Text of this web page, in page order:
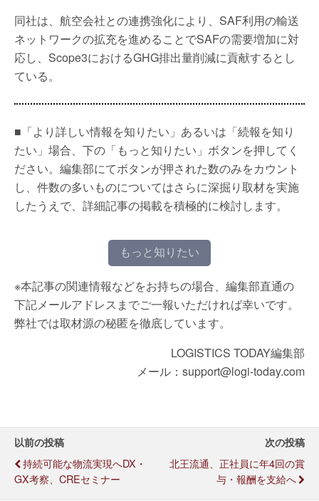
同社は、航空会社との連携強化により、SAF利用の輸送
ネットワークの拡充を進めることでSAFの需要増加に対
応し、Scope3におけるGHG排出量削減に貢献するとし
ている。
■「より詳しい情報を知りたい」あるいは「続報を知り
たい」場合、下の「もっと知りたい」ボタンを押してく
ださい。編集部にてボタンが押された数のみをカウント
し、件数の多いものについてはさらに深掘り取材を実施
したうえで、詳細記事の掲載を積極的に検討します。
もっと知りたい
※本記事の関連情報などをお持ちの場合、編集部直通の
下記メールアドレスまでご一報いただければ幸いです。
弊社では取材源の秘匿を徹底しています。
LOGISTICS TODAY編集部
メール：support@logi-today.com
以前の投稿
持続可能な物流実現へDX・
GX考察、CREセミナー
次の投稿
北王流通、正社員に年4回の賞
与・報酬を支給へ